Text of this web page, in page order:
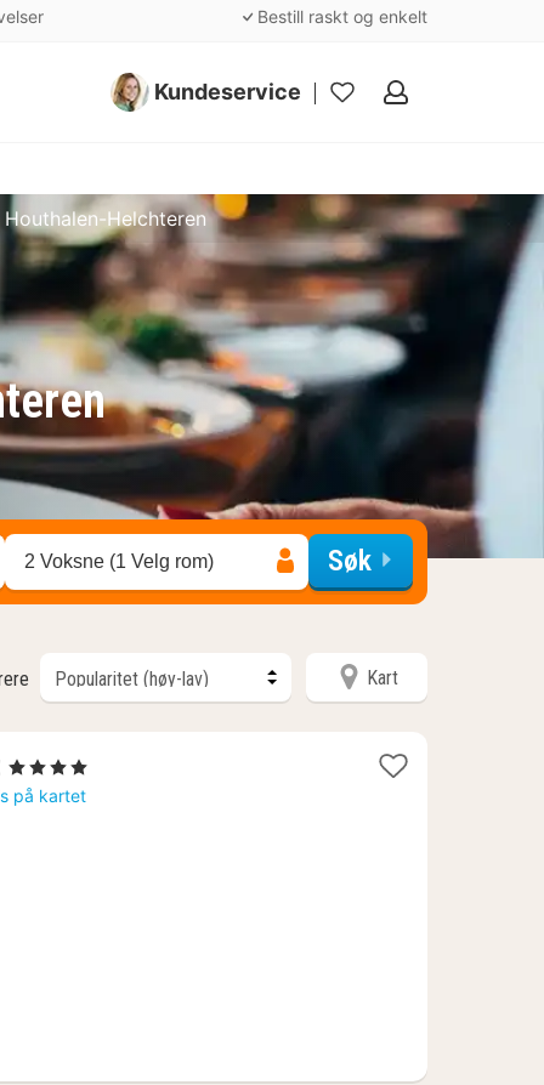
Bestill raskt og enkelt
Kundeservice
Mine
Helchteren
2 Voksne (1 Velg rom) Søk
Kart
1
natt
, 4 Stjerner
på kartet